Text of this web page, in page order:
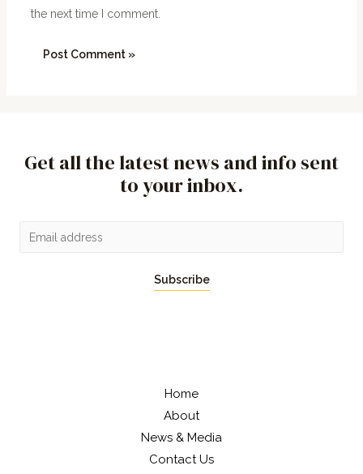
the next time I comment.
Get all the latest news and info sent
to your inbox.
Subscribe
Home
About
News & Media
Contact Us